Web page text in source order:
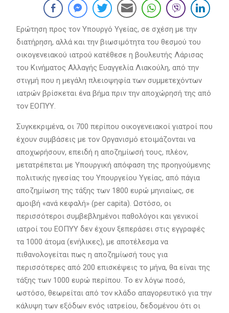
Ερώτηση προς τον Υπουργό Υγείας, σε σχέση με την
διατήρηση, αλλά και την βιωσιμότητα του θεσμού του
οικογενειακού ιατρού κατέθεσε η βουλευτής Λάρισας
του Κινήματος Αλλαγής Ευαγγελία Λιακούλη, από την
στιγμή που η μεγάλη πλειοψηφία των συμμετεχόντων
ιατρών βρίσκεται ένα βήμα πριν την αποχώρησή της από
τον ΕΟΠΥΥ.
Συγκεκριμένα, οι 700 περίπου οικογενειακοί γιατροί που
έχουν συμβάσεις με τον Οργανισμό ετοιμάζονται να
αποχωρήσουν, επειδή η αποζημίωσή τους, πλέον,
μετατρέπεται με Υπουργική απόφαση της προηγούμενης
πολιτικής ηγεσίας του Υπουργείου Υγείας, από πάγια
αποζημίωση της τάξης των 1800 ευρώ μηνιαίως, σε
αμοιβή «ανά κεφαλή» (per capita). Ωστόσο, οι
περισσότεροι συμβεβλημένοι παθολόγοι και γενικοί
ιατροί του ΕΟΠΥΥ δεν έχουν ξεπεράσει στις εγγραφές
τα 1000 άτομα (ενήλικες), με αποτέλεσμα να
πιθανολογείται πως η αποζημίωσή τους για
περισσότερες από 200 επισκέψεις το μήνα, θα είναι της
τάξης των 1000 ευρώ περίπου. Το εν λόγω ποσό,
ωστόσο, θεωρείται από τον κλάδο απαγορευτικό για την
κάλυψη των εξόδων ενός ιατρείου, δεδομένου ότι οι